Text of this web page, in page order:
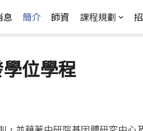
息 簡介 師資 課程規劃
位學程